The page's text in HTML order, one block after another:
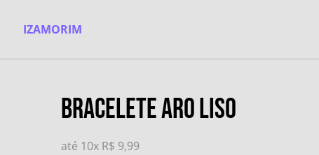
IZAMORIM
Bracelete Aro Liso
até 10x R$ 9,99